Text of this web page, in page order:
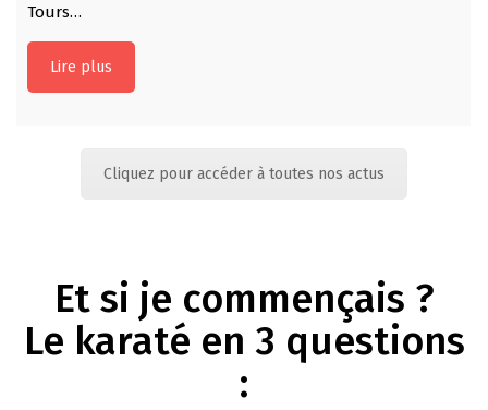
Tours…
Lire plus
Cliquez pour accéder à toutes nos actus
Et si je commençais ?
Le karaté en 3 questions
: